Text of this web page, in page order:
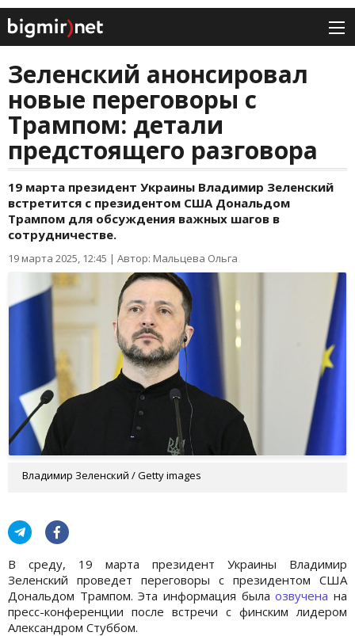
Зеленский анонсировал
новые переговоры с
Трампом: детали
предстоящего разговора
19 марта президент Украины Владимир Зеленский
встретится с президентом США Дональдом
Трампом для обсуждения важных шагов в
сотрудничестве.
19 марта 2025, 12:45 | Автор: Мальцева Ольга
Владимир Зеленский / Getty images
В среду, 19 марта президент Украины Владимир
Зеленский проведет переговоры с президентом США
Дональдом Трампом. Эта информация былаозвучена на
пресс-конференции после встречи с финским лидером
Александром Стуббом.